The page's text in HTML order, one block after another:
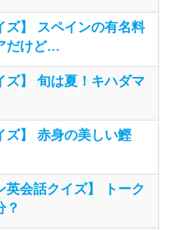
ズ】 スペインの有名料
だけど…
ズ】 旬は夏！キハダマ
ズ】 赤身の美しい鰹
英会話クイズ】 トーク
？